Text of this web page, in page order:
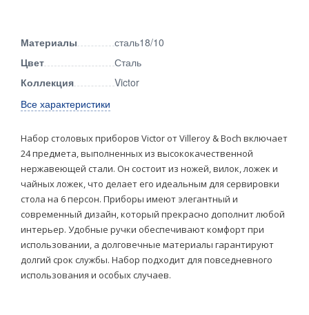
Материалы
сталь18/10
Цвет
Сталь
Коллекция
Victor
Все характеристики
Набор столовых приборов Victor от Villeroy & Boch включает
24 предмета, выполненных из высококачественной
нержавеющей стали. Он состоит из ножей, вилок, ложек и
чайных ложек, что делает его идеальным для сервировки
стола на 6 персон. Приборы имеют элегантный и
современный дизайн, который прекрасно дополнит любой
интерьер. Удобные ручки обеспечивают комфорт при
использовании, а долговечные материалы гарантируют
долгий срок службы. Набор подходит для повседневного
использования и особых случаев.